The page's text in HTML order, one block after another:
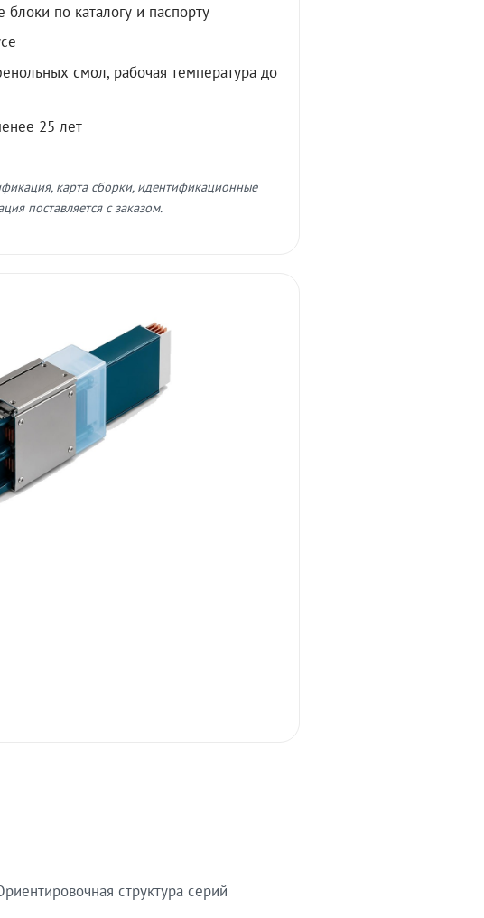
по каталогу и паспорту
смол, рабочая температура до
25 лет
карта сборки, идентификационные
поставляется с заказом.
структура серий